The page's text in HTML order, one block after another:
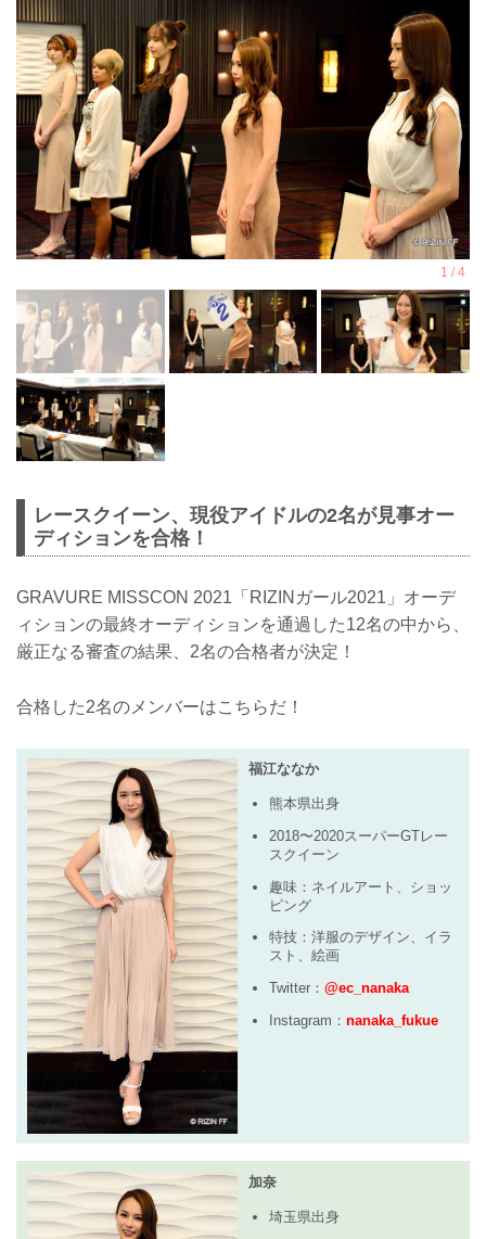
レースクイーン、現役アイドルの2名が見事オー
ディションを合格！
GRAVURE MISSCON 2021「RIZINガール2021」オーデ
ィションの最終オーディションを通過した12名の中から、
厳正なる審査の結果、2名の合格者が決定！
合格した2名のメンバーはこちらだ！
福江ななか
熊本県出身
2018〜2020スーパーGTレー
スクイーン
趣味：ネイルアート、ショッ
ピング
特技：洋服のデザイン、イラ
スト、絵画
Twitter： @ec_nanaka
Instagram： nanaka_fukue
加奈
埼玉県出身